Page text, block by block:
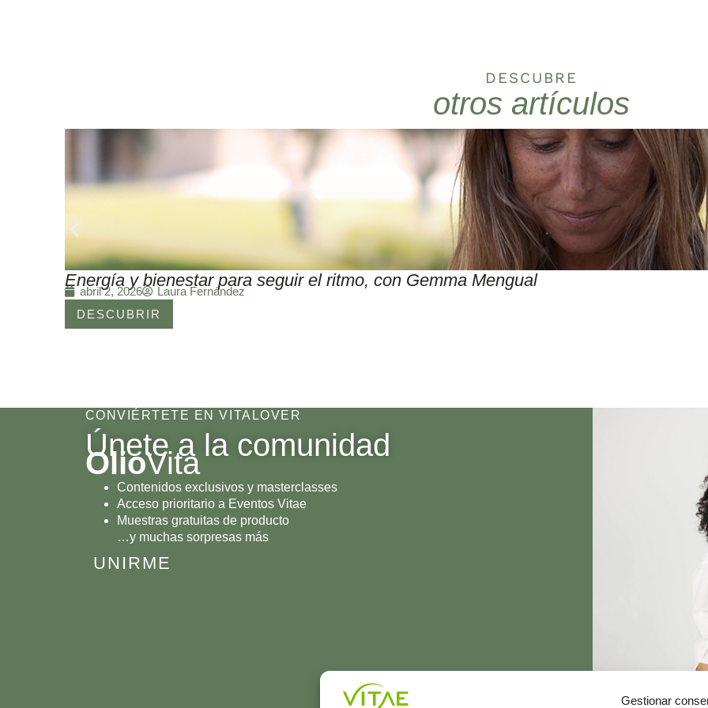
Gestionar
DESCUBRE
otros artículos
Energía y bienestar para seguir el ritmo, con Gemma Mengual
abril 2, 2026
Laura Fernández
DESCUBRIR
CONVIÉRTETE EN VITALOVER
Únete a la comunidad
OlioVita
Contenidos exclusivos y masterclasses
Acceso prioritario a Eventos Vitae
Muestras gratuitas de producto
…y muchas sorpresas más
UNIRME